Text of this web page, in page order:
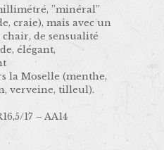
’’minéral’’
craie), mais avec un
de sensualité
élégant,
la Moselle (menthe,
verveine, tilleul).
17 – AA14